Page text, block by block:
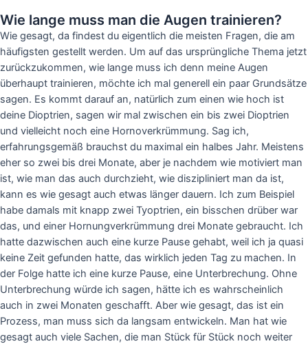
Wie lange muss man die Augen trainieren?
Wie gesagt, da findest du eigentlich die meisten Fragen, die am
häufigsten gestellt werden. Um auf das ursprüngliche Thema jetzt
zurückzukommen, wie lange muss ich denn meine Augen
überhaupt trainieren, möchte ich mal generell ein paar Grundsätze
sagen. Es kommt darauf an, natürlich zum einen wie hoch ist
deine Dioptrien, sagen wir mal zwischen ein bis zwei Dioptrien
und vielleicht noch eine Hornoverkrümmung. Sag ich,
erfahrungsgemäß brauchst du maximal ein halbes Jahr. Meistens
eher so zwei bis drei Monate, aber je nachdem wie motiviert man
ist, wie man das auch durchzieht, wie diszipliniert man da ist,
kann es wie gesagt auch etwas länger dauern. Ich zum Beispiel
habe damals mit knapp zwei Tyoptrien, ein bisschen drüber war
das, und einer Hornungverkrümmung drei Monate gebraucht. Ich
hatte dazwischen auch eine kurze Pause gehabt, weil ich ja quasi
keine Zeit gefunden hatte, das wirklich jeden Tag zu machen. In
der Folge hatte ich eine kurze Pause, eine Unterbrechung. Ohne
Unterbrechung würde ich sagen, hätte ich es wahrscheinlich
auch in zwei Monaten geschafft. Aber wie gesagt, das ist ein
Prozess, man muss sich da langsam entwickeln. Man hat wie
gesagt auch viele Sachen, die man Stück für Stück noch weiter